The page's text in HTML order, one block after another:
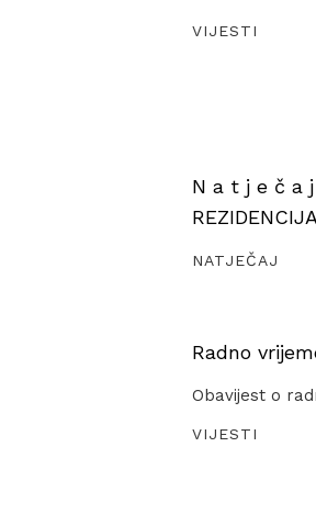
VIJESTI
N a t j e č a j
NATJEČAJ
Radno
Obavijest o
VIJESTI